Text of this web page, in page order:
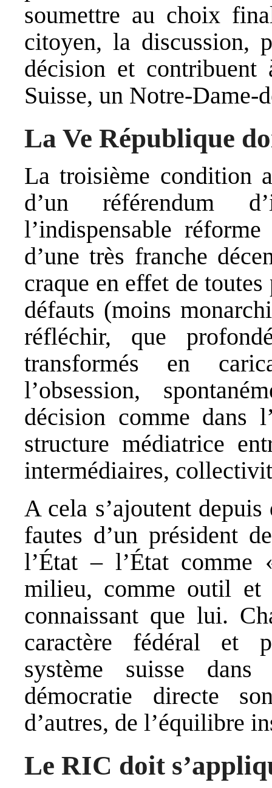
soumettre au choix
citoyen, la discussion,
décision et
Suisse, un Notre-Dame-
La Ve République
La troisième condition
d’un référendum
l’indispensable
d’une très franche
craque en effet de
défauts (moins
réfléchir, que
transformés en
l’obsession,
décision comme dans
structure médiatrice
intermédiaires,
A cela s’ajoutent
fautes d’un président
l’État – l’État
milieu, comme outil et
connaissant que lui.
caractère fédéral et
système suisse
démocratie directe
d’autres, de l’équilibre
Le RIC doit